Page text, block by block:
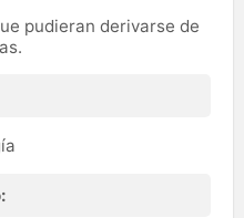
pudieran derivarse de